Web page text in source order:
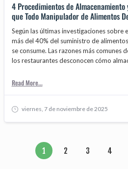
4 Procedimientos de
que Todo Manipulador de Alimentos
Según las últimas investigaciones sobre
más del 40% del suministro de
se consume. Las razones más comunes de este desperdicio son que
los restaurantes desconocen cómo
Read More...
viernes, 7 de noviembre de 2025
1 2 3 4